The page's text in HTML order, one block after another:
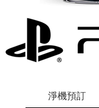
淨機預訂